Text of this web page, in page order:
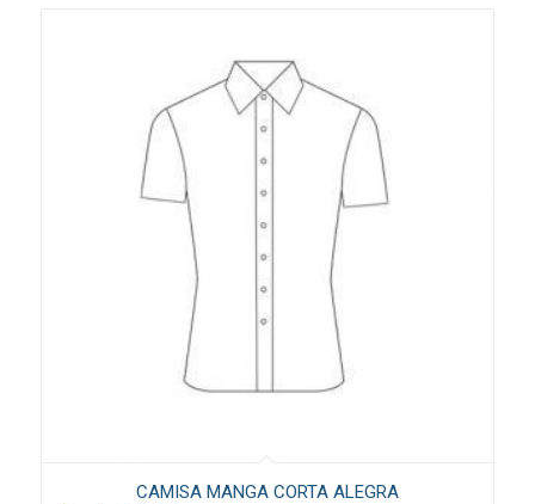
CAMISA MANGA CORTA ALEGRA